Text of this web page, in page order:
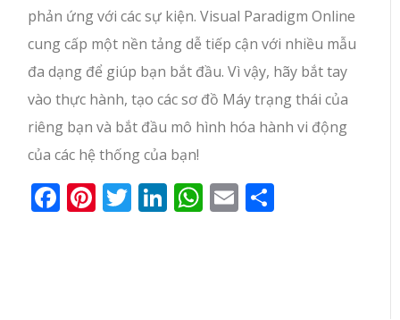
phản ứng với các sự kiện. Visual Paradigm Online
cung cấp một nền tảng dễ tiếp cận với nhiều mẫu
đa dạng để giúp bạn bắt đầu. Vì vậy, hãy bắt tay
vào thực hành, tạo các sơ đồ Máy trạng thái của
riêng bạn và bắt đầu mô hình hóa hành vi động
của các hệ thống của bạn!
Facebook
Pinterest
Twitter
LinkedIn
WhatsApp
Email